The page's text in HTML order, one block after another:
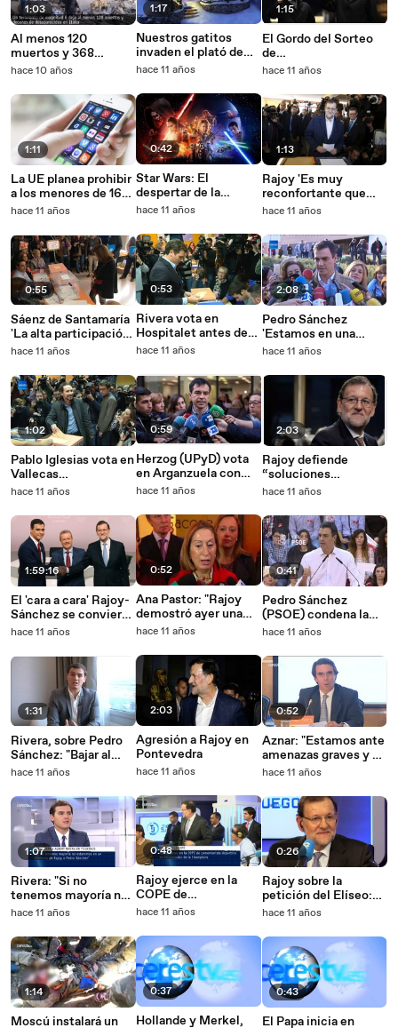
1:03
Al menos 120
muertos y 368
heridos por un
grados en Italia
hace 10 años
1:11
La UE planea prohibir
a los menores de 16
años el acceso a
web
hace 11 años
0:55
Sáenz de Santamaría
'La alta participación
demuestra que
es muy vigorosa'
hace 11 años
1:02
Pablo Iglesias vota en
Vallecas
visiblemente
hace 11 años
1:59:16
El 'cara a cara' Rajoy-
Sánchez se convierte
en un enfrentamiento
hace 11 años
1:31
Rivera, sobre Pedro
Sánchez: "Bajar al
barro del insulto a
límites que no hacían
falta"
hace 11 años
1:07
Rivera: "Si no
tenemos mayoría no
estaremos en un
Pedro Sánchez"
hace 11 años
1:14
Moscú instalará un
1:17
Nuestros gatitos
invaden el plató de
CERES TV para
Navidad
hace 11 años
0:42
Star Wars: El
despertar de la
fuerza, rompe la
estreno
hace 11 años
0:53
Rivera vota en
Hospitalet antes de
viajar hacia Madrid
hace 11 años
0:59
Herzog (UPyD) vota
en Arganzuela con
mucha emoción
hace 11 años
0:52
Ana Pastor: "Rajoy
demostró ayer una
vez más que es una
aunque le hayan
partido la cara"
hace 11 años
2:03
Agresión a Rajoy en
Pontevedra
hace 11 años
0:48
Rajoy ejerce en la
COPE de
comentarista
partidos de la
Champions
hace 11 años
0:37
Hollande y Merkel,
1:15
El Gordo del Sorteo
de
#LoteriaDeNavidad
79.140
hace 11 años
1:13
Rajoy 'Es muy
reconfortante que
esté votando mucha
hace 11 años
2:08
Pedro Sánchez
'Estamos en una
jornada histórica,
hace 11 años
2:03
Rajoy defiende
“soluciones
imaginativas” ante
Unido en la UE
hace 11 años
0:41
Pedro Sánchez
(PSOE) condena la
agresión a Rajoy
hace 11 años
0:52
Aznar: "Estamos ante
amenazas graves y no
podemos quedarnos
hace 11 años
0:26
Rajoy sobre la
petición del Elíseo:
"No se ha recibido y la
mantengo es la de
siempre"
hace 11 años
0:43
El Papa inicia en